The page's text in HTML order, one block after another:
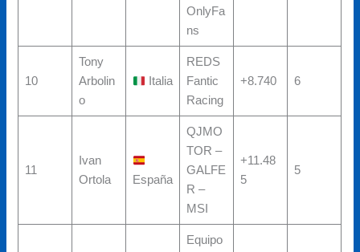
OnlyFa
ns
10
Tony
Arbolin
o
Italia
REDS
Fantic
Racing
+8.740 6
11
Ivan
Ortola
España
QJMO
TOR –
GALFE
R –
MSI
+11.48
5
5
Equipo